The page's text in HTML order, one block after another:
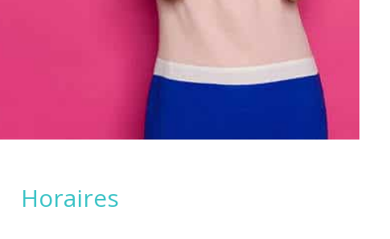
Horaires